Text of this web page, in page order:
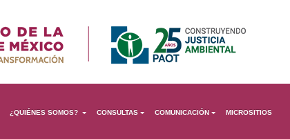
¿QUIÉNES SOMOS? CONSULTAS COMUNICACIÓN MICROSITIOS